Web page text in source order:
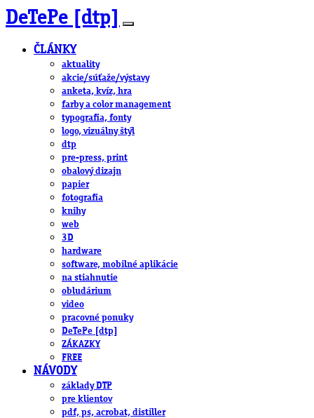
DeTePe [dtp]
ČLÁNKY
aktuality
akcie/súťaže/výstavy
anketa, kvíz, hra
farby a color management
typografia, fonty
logo, vizuálny štýl
dtp
pre-press, print
obalový dizajn
papier
fotografia
knihy
web
3D
hardware
software, mobilné aplikácie
na stiahnutie
obludárium
video
pracovné ponuky
DeTePe [dtp]
ZÁKAZKY
FREE
NÁVODY
základy DTP
pre klientov
pdf, ps, acrobat, distiller